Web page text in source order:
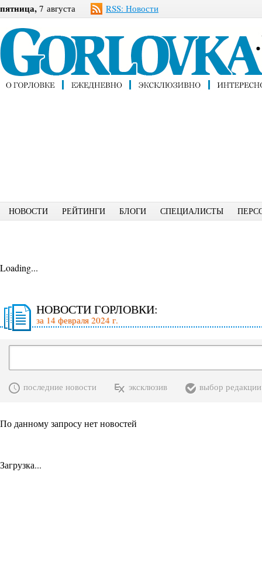
пятница, 7 августа RSS: Новости
НОВОСТИ РЕЙТИНГИ БЛОГИ СПЕЦИАЛИСТЫ
Loading...
НОВОСТИ ГОРЛОВКИ:
за 14 февраля 2024 г.
последние новости эксклюзив выбор редакции
По данному запросу нет новостей
Загрузка...